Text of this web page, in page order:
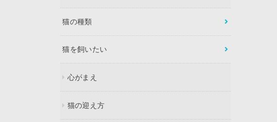
猫の種類
猫を飼いたい
心がまえ
猫の迎え方